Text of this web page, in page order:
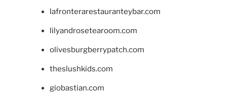
lafronterarestauranteybar.com
lilyandrosetearoom.com
olivesburgberrypatch.com
theslushkids.com
giobastian.com